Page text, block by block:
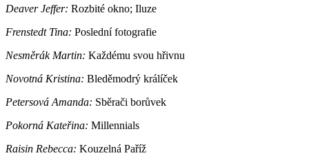
Deaver Jeffer: Rozbité okno; Iluze
Frenstedt Tina: Poslední fotografie
Nesměrák Martin: Každému svou hřivnu
Novotná Kristina: Bleděmodrý králíček
Petersová Amanda: Sběrači borůvek
Pokorná Kateřina: Millennials
Raisin Rebecca: Kouzelná Paříž